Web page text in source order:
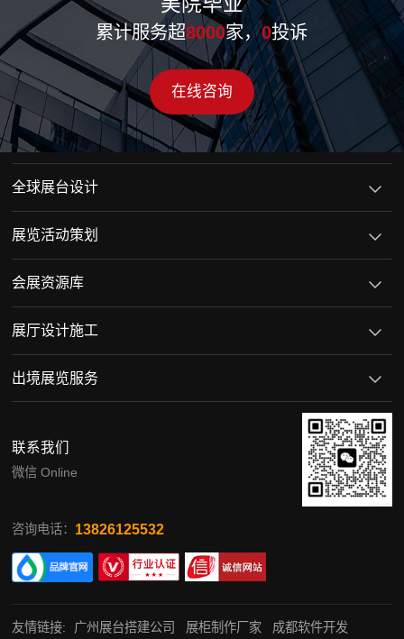
累计服务超8000家，0投诉
在线咨询
全球展台设计
展览活动策划
会展资源库
展厅设计施工
出境展览服务
联系我们
微信 Online
咨询电话： 13826125532
友情链接: 广州展台搭建公司 展柜制作厂家 成都软件开发